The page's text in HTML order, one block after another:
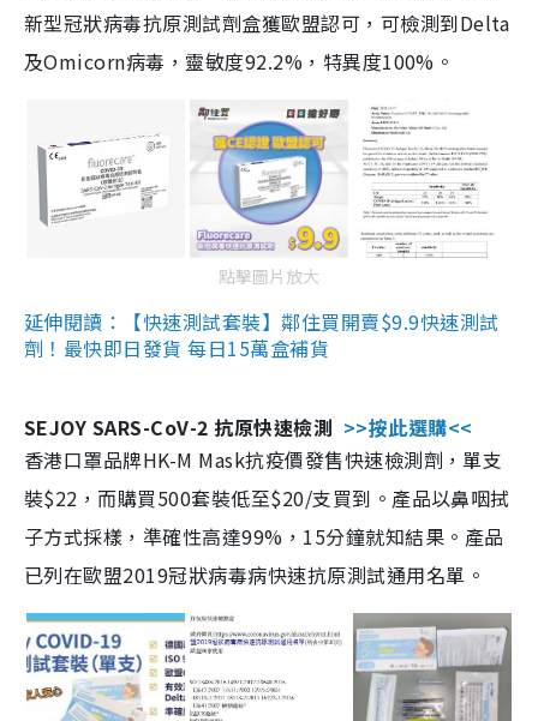
新型冠狀病毒抗原測試劑盒獲歐盟認可，可檢測到Delta
及Omicorn病毒，靈敏度92.2%，特異度100%。
點擊圖片放大
延伸閱讀：【快速測試套裝】鄰住買開賣$9.9快速測試
劑！最快即日發貨 每日15萬盒補貨
SEJOY SARS-CoV-2 抗原快速檢測 >>按此選購<<
香港口罩品牌HK-M Mask抗疫價發售快速檢測劑，單支
裝$22，而購買500套裝低至$20/支買到。產品以鼻咽拭
子方式採樣，準確性高達99%，15分鐘就知結果。產品
已列在歐盟2019冠狀病毒病快速抗原測試通用名單。